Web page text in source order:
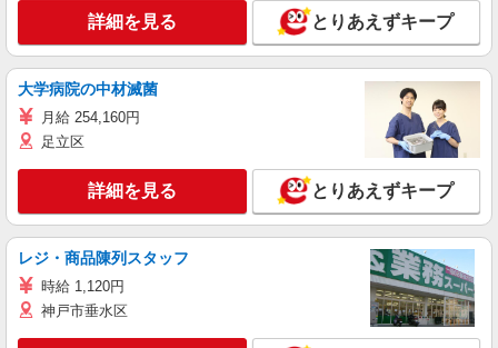
詳細を見る とりあえずキープ
大学病院の中材滅菌
月給 254,160円
足立区
詳細を見る とりあえずキープ
レジ・商品陳列スタッフ
時給 1,120円
神戸市垂水区